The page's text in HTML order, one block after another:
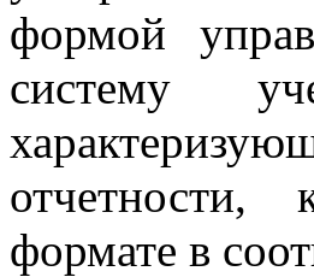
формой
систему
отчетности,
формате в